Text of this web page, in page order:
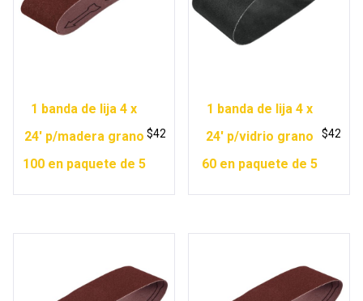
1 banda de lija 4 x
24′ p/madera grano
100 en paquete de 5
$42
1 banda de lija 4 x
24′ p/vidrio grano
60 en paquete de 5
$42